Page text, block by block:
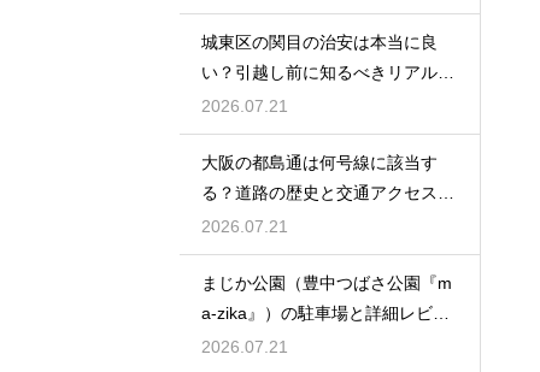
城東区の関目の治安は本当に良
い？引越し前に知るべきリアルな
実情
2026.07.21
大阪の都島通は何号線に該当す
る？道路の歴史と交通アクセスを
徹底解説
2026.07.21
まじか公園（豊中つばさ公園『m
a-zika』）の駐車場と詳細レビュ
ー！
2026.07.21